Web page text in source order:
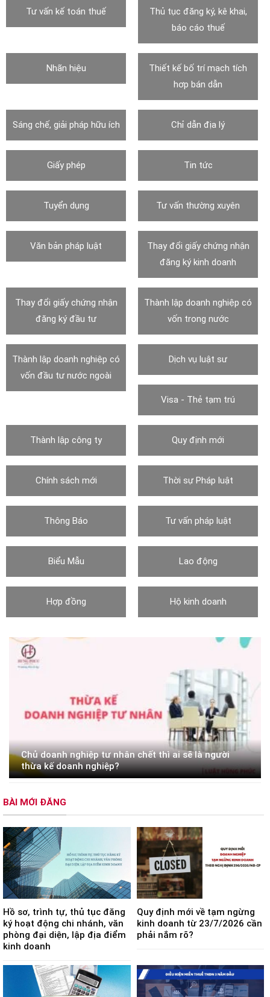
Tư vấn kế toán thuế
Thủ tục đăng ký, kê khai,
báo cáo thuế
Nhãn hiệu
Thiết kế bố trí mạch tích
hơp bán dẫn
Sáng chế, giải pháp hữu ích Chỉ dẫn địa lý
Giấy phép Tin tức
Tuyển dụng Tư vấn thường xuyên
Văn bản pháp luật
Thay đổi giấy chứng nhận
đăng ký kinh doanh
Thay đổi giấy chứng nhận
đăng ký đầu tư
Thành lập doanh nghiệp có
vốn trong nước
Thành lập doanh nghiệp có
vốn đầu tư nước ngoài
Dịch vụ luật sư
Visa - Thẻ tạm trú
Thành lập công ty Quy định mới
Chính sách mới Thời sự Pháp luật
Thông Báo Tư vấn pháp luật
Biểu Mẫu Lao động
Hợp đồng Hộ kinh doanh
Chủ doanh nghiệp tư nhân chết thì ai sẽ là người
thừa kế doanh nghiệp?
BÀI MỚI ĐĂNG
Hồ sơ, trình tự, thủ tục đăng
ký hoạt động chi nhánh, văn
phòng đại diện, lập địa điểm
kinh doanh
Quy định mới về tạm ngừng
kinh doanh từ 23/7/2026 cần
phải nắm rõ?